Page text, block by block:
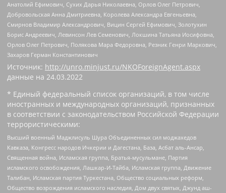
Анатолий Ефимович, Сухих Дарья Николаевна, Орлов Олег Петрович,
Добровольская Анна Дмитриевна, Королева Александра Евгеньевна,
Смирнов Владимир Александрович, Вицин Сергей Ефимович, Золотухин
Борис Андреевич, Левинсон Лев Семенович, Локшина Татьяна Иосифовна,
Орлов Олег Петрович, Полякова Мара Федоровна, Резник Генри Маркович,
Захаров Герман Константинович
Источник: http://unro.minjust.ru/NKOForeignAgent.aspx
данные на 24.03.2022
* Единый федеральный список организаций, в том числе
иностранных и международных организаций, признанных
в соответствии с законодательством Российской Федерации
террористическими:
Высший военный Маджлисуль Шура Объединенных сил моджахедов
Кавказа, Конгресс народов Ичкерии и Дагестана, База, Асбат аль-Ансар,
Священная война, Исламская группа, Братья-мусульмане, Партия
исламского освобождения, Лашкар-И-Тайба, Исламская группа, Движение
Талибан, Исламская партия Туркестана, Общество социальных реформ,
Общество возрождения исламского наследия, Дом двух святых, Джунд аш-